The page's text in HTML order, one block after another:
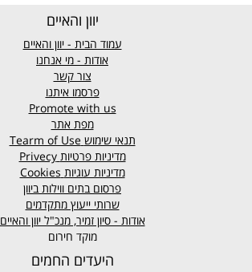
יוון והאיים
עמוד הבית - יוון והאיים
אודות - מי אנחנו
צור קשר
פרסמו איתנו
Promote with us
מפת אתר
תנאי שימוש
מדיניות פרטיות Privecy
מדיניות עוגיות Cookies
פרסום בתים ווילות ביוון
שרותי ייעוץ מתקדמים
אודות - סיון זמיר, מנכ"ל יוון והאיים
מוקד חירום
היעדים החמים